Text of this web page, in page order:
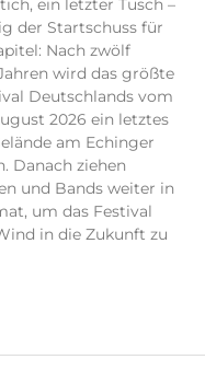
ein letzter Tusch –
der Startschuss für
Nach zwölf
wird das größte
Deutschlands vom
2026 ein letztes
am Echinger
Danach ziehen
und Bands weiter in
um das Festival
in die Zukunft zu